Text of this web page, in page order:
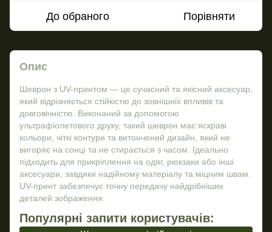
До обраного Порівняти
Опис
Шеврон з UV-принтом — це сучасний та якісний аксесуар,
який відрізняється стійкістю до зовнішніх впливів та
довговічністю. Виконаний за допомогою
ультрафіолетового друку, такий шеврон має яскраві
кольори, чіткі контури та витончений дизайн, який не
вигоряє на сонці та не стирається з часом. Ідеально
підходить для прикріплення на одяг, рюкзаки або інші
аксесуари, завдяки надійному матеріалу та міцним швам.
UV-принт забезпечує точну передачу найдрібніших
деталей зображення.
Популярні запити користувачів: